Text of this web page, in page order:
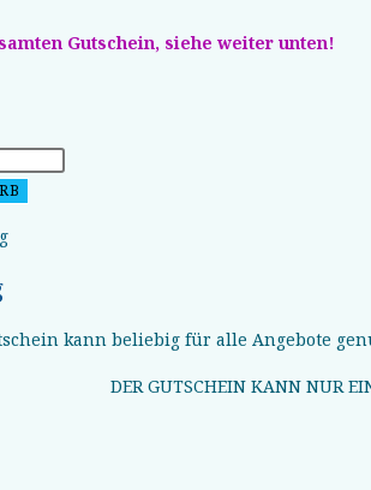
Gutschein, siehe weiter unten!
kann beliebig für alle Angebote
DER GUTSCHEIN KANN NUR